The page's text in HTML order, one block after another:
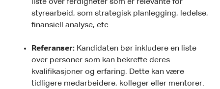
liste over ferdigheter som er relevante for
styrearbeid, som strategisk planlegging, ledelse,
finansiell analyse, etc.
Referanser: Kandidaten bør inkludere en liste
over personer som kan bekrefte deres
kvalifikasjoner og erfaring. Dette kan være
tidligere medarbeidere, kolleger eller mentorer.